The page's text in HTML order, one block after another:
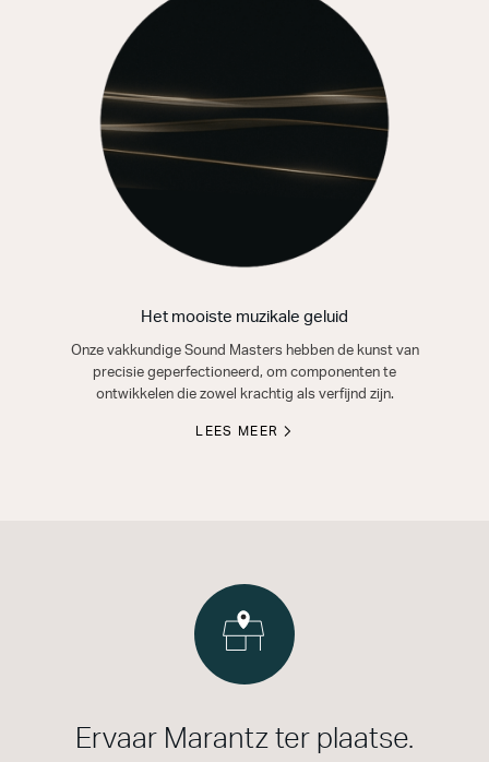
Het mooiste muzikale geluid
Onze vakkundige Sound Masters hebben de kunst van
precisie geperfectioneerd, om componenten te
ontwikkelen die zowel krachtig als verfijnd zijn.
LEES MEER
Ervaar Marantz ter plaatse.